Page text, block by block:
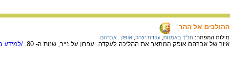
ההולכים אל ההר
מילות המפתח: תנ"ך באמנות עקדת יצחק אופק , אברהם
איור של אברהם אופק המתאר את ההליכה לעקדה. עפרון על נייר, שנות ה- 80. /למידע